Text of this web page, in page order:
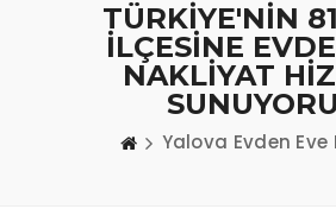
TÜRKİYE'NİN
İLÇESİNE
NAKLİYAT
Yalova Evden